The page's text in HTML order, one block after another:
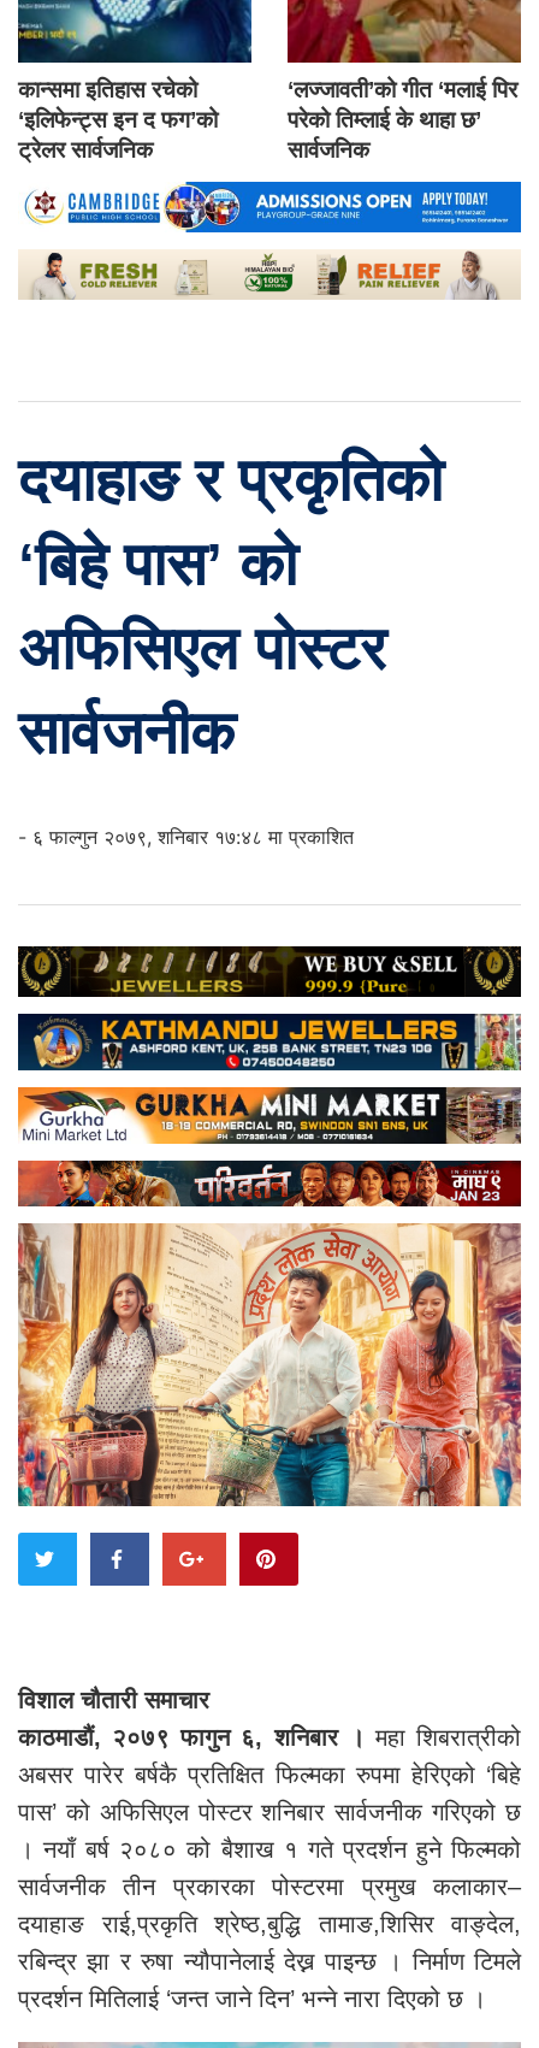
कान्समा इतिहास रचेको
‘इलिफेन्ट्स इन द फग’को
ट्रेलर सार्वजनिक
‘लज्जावती’को गीत ‘मलाई पिर
परेको तिम्लाई के थाहा छ’
सार्वजनिक
दयाहाङ र प्रकृतिको
‘बिहे पास’ को
अफिसिएल पोस्टर
सार्वजनीक
- ६ फाल्गुन २०७९, शनिबार १७:४८ मा प्रकाशित
विशाल चौतारी समाचार
काठमाडौं, २०७९ फागुन ६, शनिबार ।महा शिबरात्रीको
अबसर पारेर बर्षकै प्रतिक्षित फिल्मका रुपमा हेरिएको ‘बिहे
पास’ को अफिसिएल पोस्टर शनिबार सार्वजनीक गरिएको छ
। नयाँ बर्ष २०८० को बैशाख १ गते प्रदर्शन हुने फिल्मको
सार्वजनीक तीन प्रकारका पोस्टरमा प्रमुख कलाकार–
दयाहाङ राई,प्रकृति श्रेष्ठ,बुद्धि तामाङ,शिसिर वाङ्देल,
रबिन्द्र झा र रुषा न्यौपानेलाई देख्न पाइन्छ । निर्माण टिमले
प्रदर्शन मितिलाई ‘जन्त जाने दिन’ भन्ने नारा दिएको छ ।